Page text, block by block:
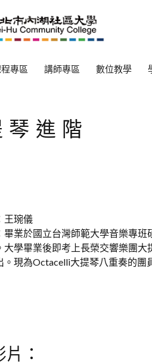
專區 講師專區 數位教學
琴進階
王琬儀
畢業於國立台灣師範大學音樂專
大學畢業後即考上長榮交響樂團
。現為Octacelli大提琴八重奏的團
：